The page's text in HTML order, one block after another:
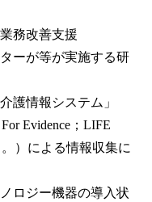
務改善支援
ーが等が実施する研
護情報システム」
For Evidence；LIFE
）による情報収集に
ロジー機器の導入状